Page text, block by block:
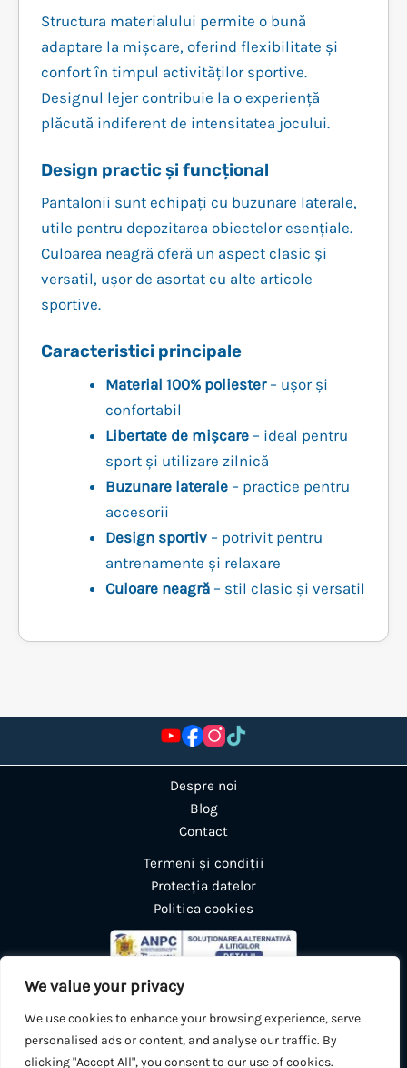
We value your privacy
We use cookies to enhance your browsing experience, serve
personalised ads or content, and analyse our traffic. By
clicking "Accept All", you consent to our use of cookies.
Structura materialului permite o bună
adaptare la mișcare, oferind flexibilitate și
confort în timpul activităților sportive.
Designul lejer contribuie la o experiență
plăcută indiferent de intensitatea jocului.
Design practic și funcțional
Pantalonii sunt echipați cu buzunare laterale,
utile pentru depozitarea obiectelor esențiale.
Culoarea neagră oferă un aspect clasic și
versatil, ușor de asortat cu alte articole
sportive.
Caracteristici principale
Material 100% poliester– ușor și
confortabil
Libertate de mișcare – ideal pentru
sport și utilizare zilnică
Buzunare laterale – practice pentru
accesorii
Design sportiv – potrivit pentru
antrenamente și relaxare
Culoare neagră – stil clasic și versatil
Despre noi
Blog
Contact
Termeni și condiții
Protecția datelor
Politica cookies